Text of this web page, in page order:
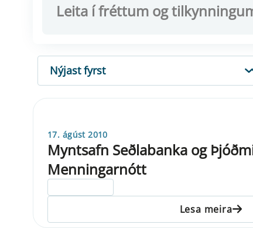
RÖÐUN
17. ágúst 2010
Myntsafn Seðlabanka og
Menningarnótt
Lesa meira